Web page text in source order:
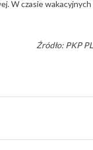
W czasie wakacyjnych
Źródło: PKP